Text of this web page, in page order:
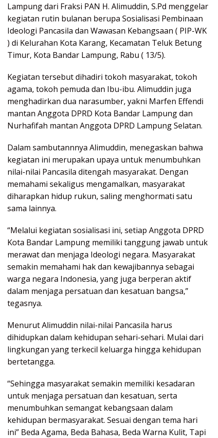
Lampung dari Fraksi PAN H. Alimuddin, S.Pd menggelar
kegiatan rutin bulanan berupa Sosialisasi Pembinaan
Ideologi Pancasila dan Wawasan Kebangsaan ( PIP-WK
) di Kelurahan Kota Karang, Kecamatan Teluk Betung
Timur, Kota Bandar Lampung, Rabu ( 13/5).
Kegiatan tersebut dihadiri tokoh masyarakat, tokoh
agama, tokoh pemuda dan Ibu-ibu. Alimuddin juga
menghadirkan dua narasumber, yakni Marfen Effendi
mantan Anggota DPRD Kota Bandar Lampung dan
Nurhafifah mantan Anggota DPRD Lampung Selatan.
Dalam sambutannnya Alimuddin, menegaskan bahwa
kegiatan ini merupakan upaya untuk menumbuhkan
nilai-nilai Pancasila ditengah masyarakat. Dengan
memahami sekaligus mengamalkan, masyarakat
diharapkan hidup rukun, saling menghormati satu
sama lainnya.
“Melalui kegiatan sosialisasi ini, setiap Anggota DPRD
Kota Bandar Lampung memiliki tanggung jawab untuk
merawat dan menjaga Ideologi negara. Masyarakat
semakin memahami hak dan kewajibannya sebagai
warga negara Indonesia, yang juga berperan aktif
dalam menjaga persatuan dan kesatuan bangsa,”
tegasnya.
Menurut Alimuddin nilai-nilai Pancasila harus
dihidupkan dalam kehidupan sehari-sehari. Mulai dari
lingkungan yang terkecil keluarga hingga kehidupan
bertetangga.
“Sehingga masyarakat semakin memiliki kesadaran
untuk menjaga persatuan dan kesatuan, serta
menumbuhkan semangat kebangsaan dalam
kehidupan bermasyarakat. Sesuai dengan tema hari
ini” Beda Agama, Beda Bahasa, Beda Warna Kulit, Tapi